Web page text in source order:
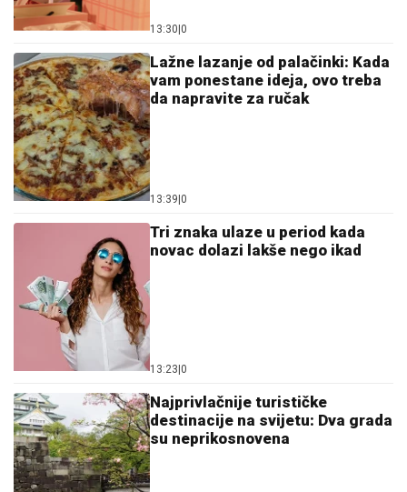
13:30 0
Lažne lazanje od palačinki: Kada
vam ponestane ideja, ovo treba
da napravite za ručak
13:39 0
Tri znaka ulaze u period kada
novac dolazi lakše nego ikad
13:23 0
Najprivlačnije turističke
destinacije na svijetu: Dva grada
su neprikosnovena